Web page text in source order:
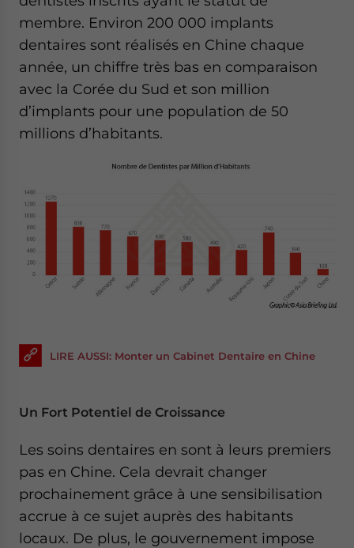
membre. Environ 200 000 implants
dentaires sont réalisés en Chine chaque
année, un chiffre très bas en comparaison
avec la Corée du Sud et son million
d’implants pour une population de 50
millions d’habitants.
LIRE AUSSI: Monter un Cabinet Dentaire en Chine
Un Fort Potentiel de Croissance
Les soins dentaires en sont à leurs premiers
pas en Chine. Cela devrait changer
prochainement grâce à une sensibilisation
accrue à ce sujet auprès des habitants
locaux. De plus, le gouvernement impose